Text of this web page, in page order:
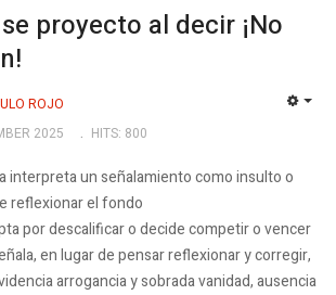
proyecto al decir ¡No
ROJO
2025
HITS: 800
interpreta un señalamiento como insulto o
reflexionar el fondo
por descalificar o decide competir o vencer
en lugar de pensar reflexionar y corregir,
arrogancia y sobrada vanidad, ausencia